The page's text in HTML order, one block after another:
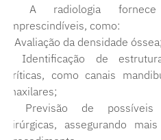
* A radiologia fornece
imprescindíveis, como:
* Avaliação da densidade óssea;
* Identificação de
críticas, como canais
maxilares;
* Previsão de possíveis
cirúrgicas, assegurando